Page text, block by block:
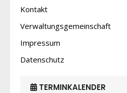
Kontakt
Verwaltungsgemeinschaft
Impressum
Datenschutz
TERMINKALENDER